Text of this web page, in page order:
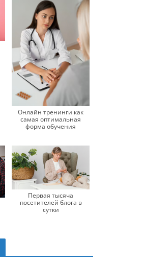
Онлайн тренинги как
самая оптимальная
форма обучения
Первая тысяча
посетителей блога в
сутки